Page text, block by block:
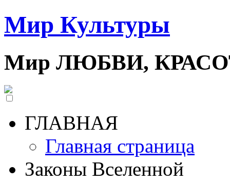
Мир Культуры
Мир ЛЮБВИ,
ГЛАВНАЯ
Главная страница
Законы Вселенной